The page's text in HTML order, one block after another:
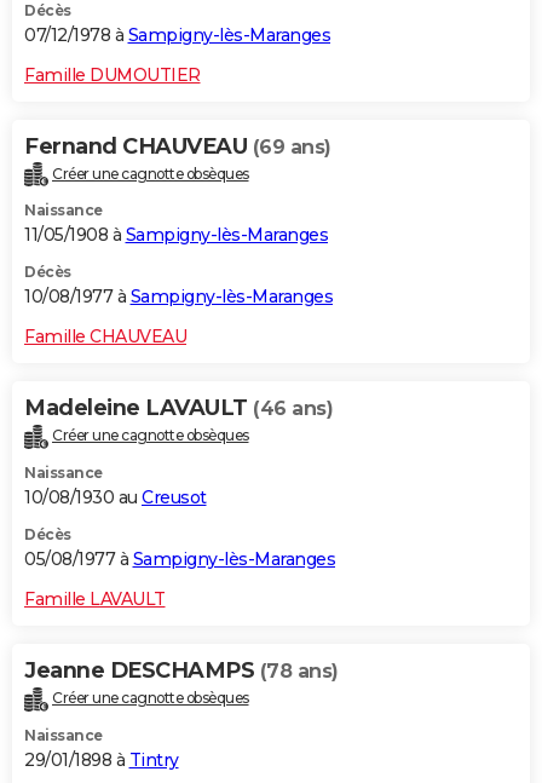
Décès
07/12/1978 à Sampigny-lès-Maranges
Famille DUMOUTIER
Fernand CHAUVEAU (69 ans)
Créer une cagnotte obsèques
Naissance
11/05/1908 à Sampigny-lès-Maranges
Décès
10/08/1977 à Sampigny-lès-Maranges
Famille CHAUVEAU
Madeleine LAVAULT (46 ans)
Créer une cagnotte obsèques
Naissance
10/08/1930 au Creusot
Décès
05/08/1977 à Sampigny-lès-Maranges
Famille LAVAULT
Jeanne DESCHAMPS (78 ans)
Créer une cagnotte obsèques
Naissance
29/01/1898 à Tintry